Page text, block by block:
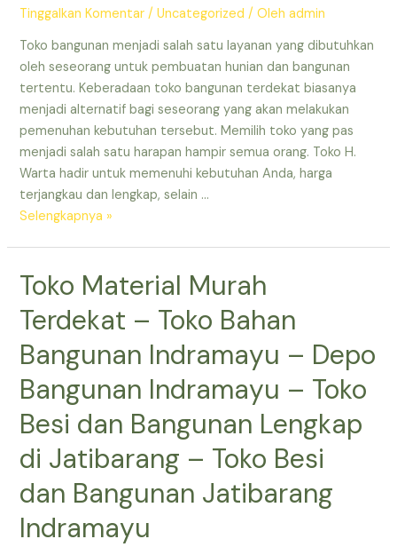
Toko
di
Indramayu
–
Toko
Besi
dan
Bangunan
Lengkap
di
Jatibarang
Tinggalkan Komentar /Uncategorized / Olehadmin
Toko bangunan menjadi salah satu layanan yang dibutuhkan
oleh seseorang untuk pembuatan hunian dan bangunan
tertentu. Keberadaan toko bangunan terdekat biasanya
menjadi alternatif bagi seseorang yang akan melakukan
pemenuhan kebutuhan tersebut. Memilih toko yang pas
menjadi salah satu harapan hampir semua orang. Toko H.
Warta hadir untuk memenuhi kebutuhan Anda, harga
terjangkau dan lengkap, selain …
Toko
Jatibarang
Toko
Bangunan
Murah
Indramayu
–
Toko
Bangunan
Besar
Terdekat
Selengkapnya »
Toko Material Murah
Terdekat – Toko Bahan
Bangunan Indramayu – Depo
Bangunan Indramayu – Toko
Besi dan Bangunan Lengkap
di Jatibarang – Toko Besi
dan Bangunan Jatibarang
Indramayu